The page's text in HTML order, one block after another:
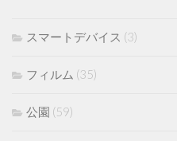
スマートデバイス (3)
フィルム (35)
公園 (59)